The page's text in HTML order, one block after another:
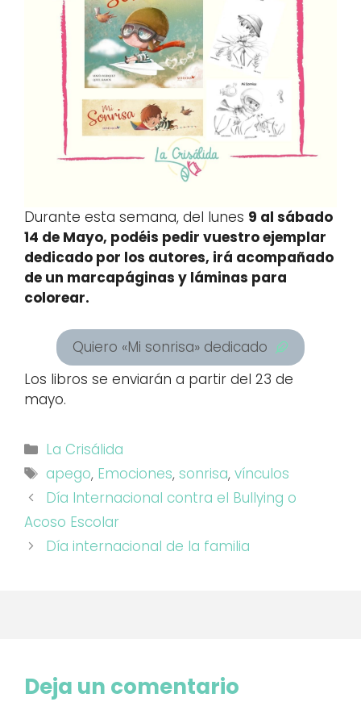
Durante esta semana, del lunes 9 al sábado
14 de Mayo, podéis pedir vuestro ejemplar
dedicado por los autores, irá acompañado
de un marcapáginas y láminas para
colorear.
Quiero «Mi sonrisa» dedicado
Los libros se enviarán a partir del 23 de
mayo.
Categorías
La Crisálida
Etiquetas
apego, Emociones,sonrisa,vínculos
Día Internacional contra el Bullying o
Acoso Escolar
Día internacional de la familia
Deja un comentario